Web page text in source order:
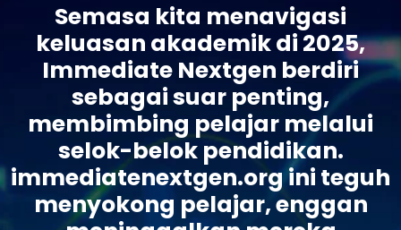
Semasa kita menavigasi
keluasan akademik di 2025,
Immediate Nextgen berdiri
sebagai suar penting,
membimbing pelajar melalui
selok-belok pendidikan.
immediatenextgen.org ini teguh
menyokong pelajar, enggan